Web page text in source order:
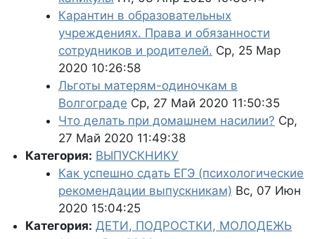
Карантин в образовательных
учреждениях. Права и обязанности
сотрудников и родителей. Ср, 25 Мар
2020 10:26:58
Льготы матерям-одиночкам в
Волгограде Ср, 27 Май 2020 11:50:35
Что делать при домашнем насилии? Ср,
27 Май 2020 11:49:38
Категория: ВЫПУСКНИКУ
Как успешно сдать ЕГЭ (психологические
рекомендации выпускникам) Вс, 07 Июн
2020 15:04:25
Категория: ДЕТИ, ПОДРОСТКИ, МОЛОДЕЖЬ